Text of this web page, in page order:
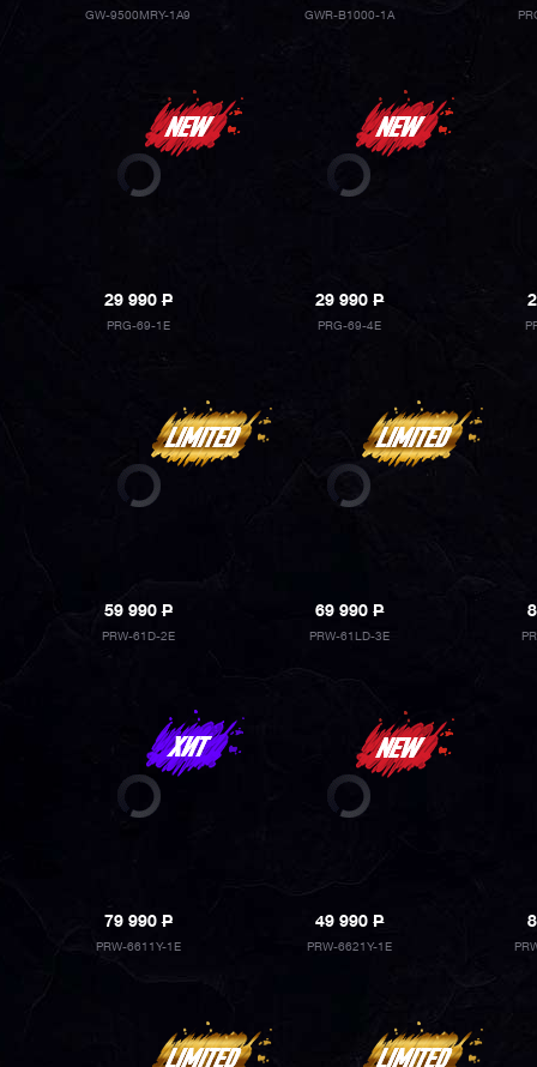
GW-9500MRY-1A9 GWR-B1000-1A
29 990P
PRG-69-1E
29 990P
PRG-69-4E
59 990P
PRW-61D-2E
69 990P
PRW-61LD-3E
79 990P
PRW-6611Y-1E
49 990P
PRW-6621Y-1E